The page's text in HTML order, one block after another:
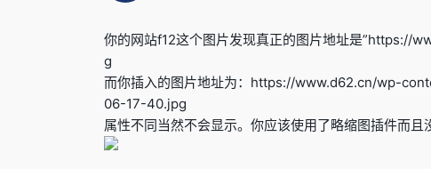
你的网站f12这个图片发现真正的图片地址是
g
而你插入的图片地址为：https://www.d62.cn/wp-
06-17-40.jpg
属性不同当然不会显示。你应该使用了略缩图插件而且